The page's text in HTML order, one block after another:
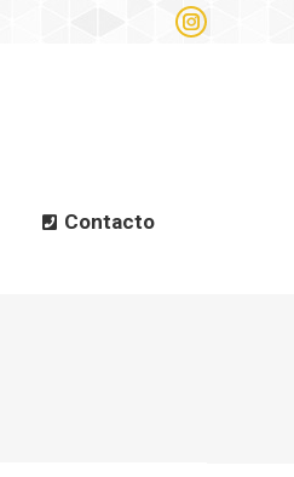
Instagram
Contacto